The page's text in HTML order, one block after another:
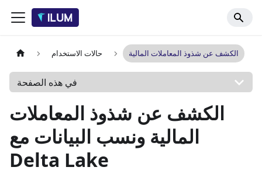
حالات الاستخدام الكشف عن شذوذ المعاملات المالية
في هذه الصفحة
الكشف عن شذوذ المعاملات
المالية ونسب البيانات مع
Delta Lake